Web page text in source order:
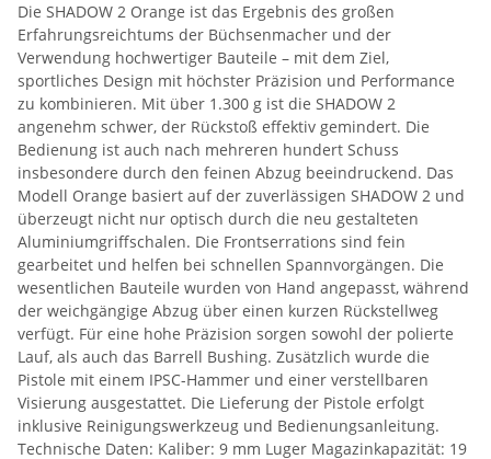
Die SHADOW 2 Orange ist das Ergebnis des großen
Erfahrungsreichtums der Büchsenmacher und der
Verwendung hochwertiger Bauteile – mit dem Ziel,
sportliches Design mit höchster Präzision und Performance
zu kombinieren. Mit über 1.300 g ist die SHADOW 2
angenehm schwer, der Rückstoß effektiv gemindert. Die
Bedienung ist auch nach mehreren hundert Schuss
insbesondere durch den feinen Abzug beeindruckend. Das
Modell Orange basiert auf der zuverlässigen SHADOW 2 und
überzeugt nicht nur optisch durch die neu gestalteten
Aluminiumgriffschalen. Die Frontserrations sind fein
gearbeitet und helfen bei schnellen Spannvorgängen. Die
wesentlichen Bauteile wurden von Hand angepasst, während
der weichgängige Abzug über einen kurzen Rückstellweg
verfügt. Für eine hohe Präzision sorgen sowohl der polierte
Lauf, als auch das Barrell Bushing. Zusätzlich wurde die
Pistole mit einem IPSC-Hammer und einer verstellbaren
Visierung ausgestattet. Die Lieferung der Pistole erfolgt
inklusive Reinigungswerkzeug und Bedienungsanleitung.
Technische Daten: Kaliber: 9 mm Luger Magazinkapazität: 19